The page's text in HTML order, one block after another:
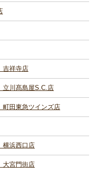
吉祥寺店
立川髙島屋S.C.店
町田東急ツインズ店
横浜西口店
大宮門街店